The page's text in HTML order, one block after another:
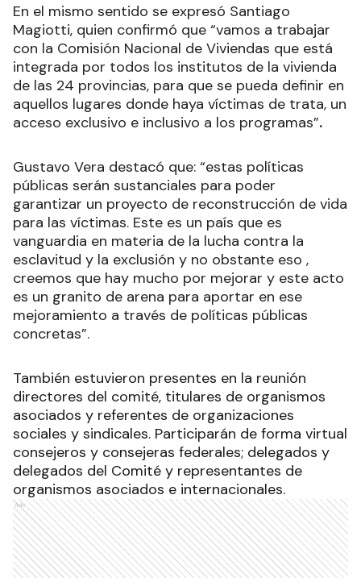
En el mismo sentido se expresó Santiago
Magiotti, quien confirmó que “vamos a trabajar
con la Comisión Nacional de Viviendas que está
integrada por todos los institutos de la vivienda
de las 24 provincias, para que se pueda definir en
aquellos lugares donde haya víctimas de trata, un
acceso exclusivo e inclusivo a los programas”.
Gustavo Vera destacó que: “estas políticas
públicas serán sustanciales para poder
garantizar un proyecto de reconstrucción de vida
para las víctimas. Este es un país que es
vanguardia en materia de la lucha contra la
esclavitud y la exclusión y no obstante eso ,
creemos que hay mucho por mejorar y este acto
es un granito de arena para aportar en ese
mejoramiento a través de políticas públicas
concretas”.
También estuvieron presentes en la reunión
directores del comité, titulares de organismos
asociados y referentes de organizaciones
sociales y sindicales. Participarán de forma virtual
consejeros y consejeras federales; delegados y
delegados del Comité y representantes de
organismos asociados e internacionales.
Ads